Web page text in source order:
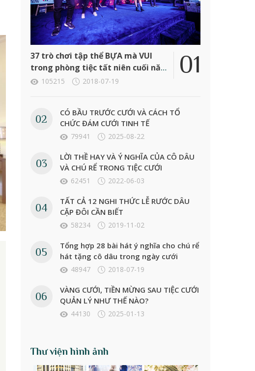
37 trò chơi tập thể BỰA mà VUI
trong phòng tiệc tất niên cuối năm
công ty
105215 2018-07-19
CÓ BẦU TRƯỚC CƯỚI VÀ CÁCH TỔ
CHỨC ĐÁM CƯỚI TINH TẾ
79941 2025-08-22
LỜI THỀ HAY VÀ Ý NGHĨA CỦA CÔ DÂU
VÀ CHÚ RỂ TRONG TIỆC CƯỚI
62451 2022-06-03
TẤT CẢ 12 NGHI THỨC LỄ RƯỚC DÂU
CẶP ĐÔI CẦN BIẾT
58234 2019-11-02
Tổng hợp 28 bài hát ý nghĩa cho chú rể
hát tặng cô dâu trong ngày cưới
48947 2018-07-19
VÀNG CƯỚI, TIỀN MỪNG SAU TIỆC CƯỚI
QUẢN LÝ NHƯ THẾ NÀO?
44130 2025-01-13
Thư viện hình ảnh